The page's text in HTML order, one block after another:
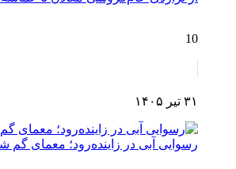
10
۳۱ تیر ۱۴۰۵
رسوایی آبی در زاینده‌رود؛ معمای گم شدن ۲۵ مترمکعب آب در مسیر چم‌آسمان تا